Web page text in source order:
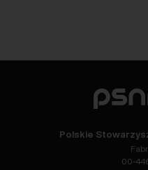
Polskie
00-